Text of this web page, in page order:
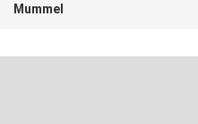
Mummel